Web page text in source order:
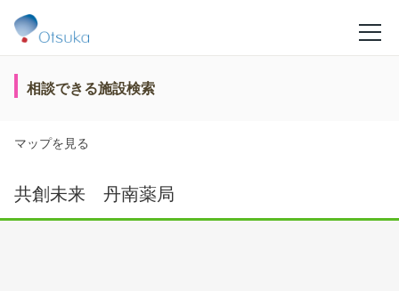
相談できる施設検索
マップを見る
共創未来 丹南薬局